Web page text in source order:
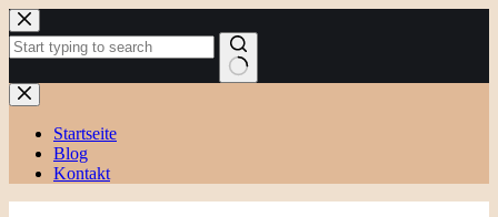
Zum
Inhalt
springen
Keine
Ergebnisse
Startseite
Blog
Kontakt